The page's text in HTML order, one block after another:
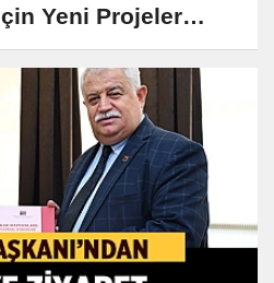
Yeni Projeler